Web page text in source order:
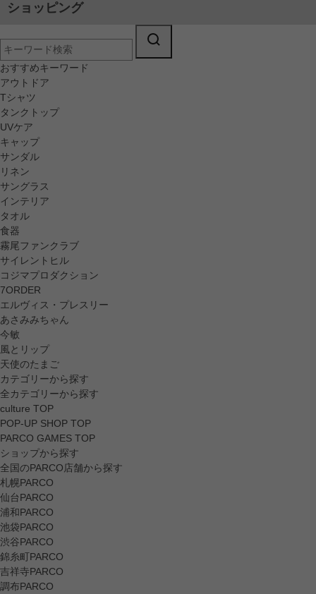
ショッピング
おすすめキーワード
アウトドア
Tシャツ
タンクトップ
UVケア
キャップ
サンダル
リネン
サングラス
インテリア
タオル
食器
霧尾ファンクラブ
サイレントヒル
コジマプロダクション
7ORDER
エルヴィス・プレスリー
あさみみちゃん
今敏
風とリップ
天使のたまご
カテゴリーから探す
全カテゴリーから探す
culture TOP
POP-UP SHOP TOP
PARCO GAMES TOP
ショップから探す
全国のPARCO店舗から探す
札幌PARCO
仙台PARCO
浦和PARCO
池袋PARCO
渋谷PARCO
錦糸町PARCO
吉祥寺PARCO
調布PARCO